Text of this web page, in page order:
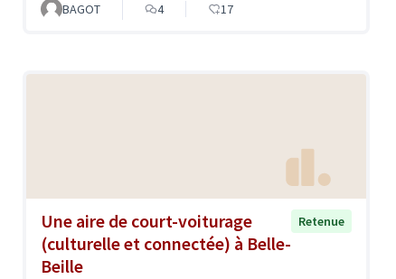
BAGOT 4 17
Une aire de court-voiturage
(culturelle et connectée) à Belle-
Beille
Retenue